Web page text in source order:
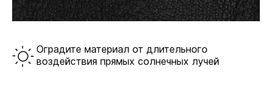
Крестовины
Оградите материал от длительного
воздействия прямых солнечных лучей